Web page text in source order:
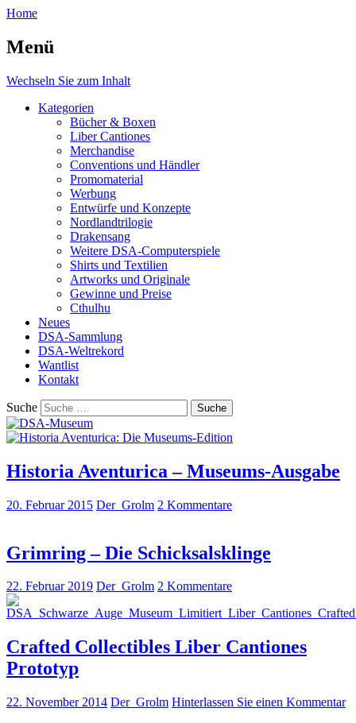
Home
Menü
Wechseln Sie zum Inhalt
Kategorien
Bücher & Boxen
Liber Cantiones
Merchandise
Conventions und Händler
Promomaterial
Werbung
Entwürfe und Konzepte
Nordlandtrilogie
Drakensang
Weitere DSA-Computerspiele
Shirts und Textilien
Artworks und Originale
Gewinne und Preise
Cthulhu
Neues
DSA-Sammlung
DSA-Weltrekord
Wantlist
Kontakt
Suche
DSA-
und
ungewöhnliche
aus der
weltweit
größten "Das
Schwarze
Sammlung
Historia Aventurica – Museums-Ausgabe
20. Februar 2015 Der_Grolm 2 Kommentare
Grimring – Die Schicksalsklinge
22. Februar 2019 Der_Grolm 2 Kommentare
Crafted Collectibles Liber Cantiones
Prototyp
22. November 2014 Der_Grolm Hinterlassen Sie einen Kommentar